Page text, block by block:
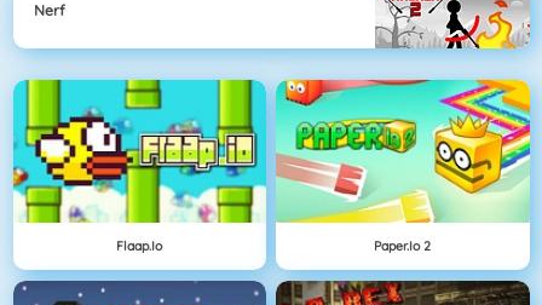
Nerf
Flaap.io Paper.io 2